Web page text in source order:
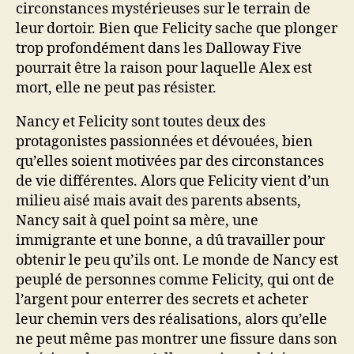
circonstances mystérieuses sur le terrain de
leur dortoir. Bien que Felicity sache que plonger
trop profondément dans les Dalloway Five
pourrait être la raison pour laquelle Alex est
mort, elle ne peut pas résister.
Nancy et Felicity sont toutes deux des
protagonistes passionnées et dévouées, bien
qu’elles soient motivées par des circonstances
de vie différentes. Alors que Felicity vient d’un
milieu aisé mais avait des parents absents,
Nancy sait à quel point sa mère, une
immigrante et une bonne, a dû travailler pour
obtenir le peu qu’ils ont. Le monde de Nancy est
peuplé de personnes comme Felicity, qui ont de
l’argent pour enterrer des secrets et acheter
leur chemin vers des réalisations, alors qu’elle
ne peut même pas montrer une fissure dans son